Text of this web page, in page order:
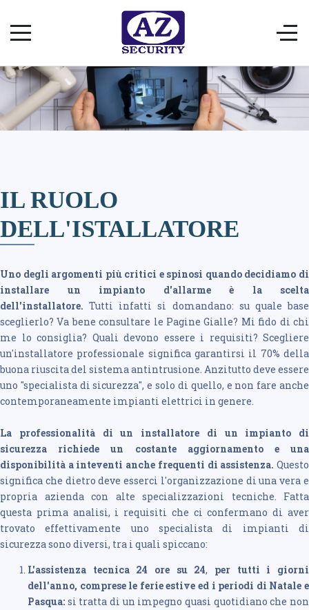
IL RUOLO
DELL'ISTALLATORE
Uno degli argomenti più critici e spinosi quando decidiamo di
installare un impianto d'allarme è la scelta
dell'installatore.Tutti infatti si domandano: su quale base
sceglierlo? Va bene consultare le Pagine Gialle? Mi fido di chi
me lo consiglia? Quali devono essere i requisiti? Scegliere
un'installatore professionale significa garantirsi il 70% della
buona riuscita del sistema antintrusione. Anzitutto deve essere
uno "specialista di sicurezza", e solo di quello, e non fare anche
contemporaneamente impianti elettrici in genere.
La professionalità di un installatore di un impianto di
sicurezza richiede un costante aggiornamento e una
disponibilità a inteventi anche frequenti di assistenza. Questo
significa che dietro deve esserci l'organizzazione di una vera e
propria azienda con alte specializzazioni tecniche. Fatta
questa prima analisi, i requisiti che ci confermano di aver
trovato effettivamente uno specialista di impianti di
sicurezza sono diversi, tra i quali spiccano:
L'assistenza tecnica 24 ore su 24, per tutti i giorni
dell'anno, comprese le ferie estive ed i periodi di Natale e
Pasqua: si tratta di un impegno quasi quotidiano che non